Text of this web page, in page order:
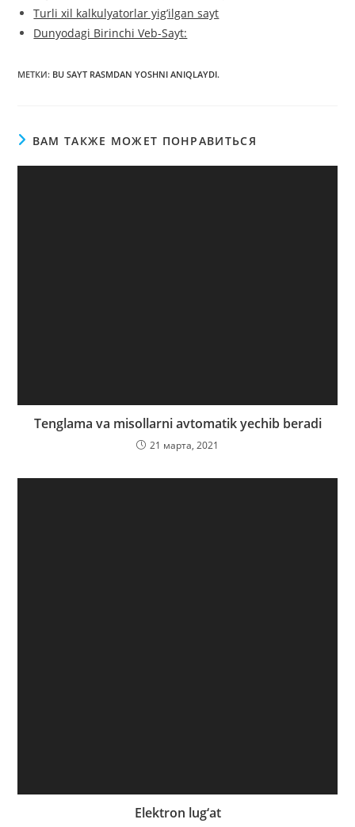
Turli xil kalkulyatorlar yig’ilgan sayt
Dunyodagi Birinchi Veb-Sayt:
МЕТКИ: BU SAYT RASMDAN YOSHNI ANIQLAYDI.
ВАМ ТАКЖЕ МОЖЕТ ПОНРАВИТЬСЯ
Tenglama va misollarni avtomatik yechib beradi
21 марта, 2021
Elektron lug‘at